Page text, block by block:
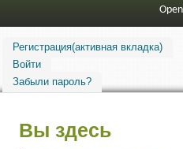
Регистрация(активная вкладка)
Войти
Забыли пароль?
Вы здесь